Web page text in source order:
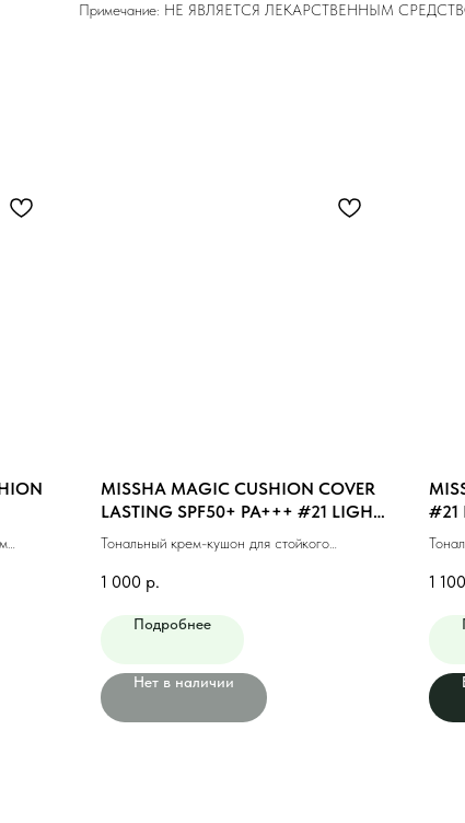
Примечание: НЕ ЯВЛЯЕТСЯ ЛЕКАРСТВЕННЫМ
MISSHA MAGIC CUSHION COVER
LASTING SPF50+ PA+++ #21 LIGHT
BEIGE (15ml)
Тональный крем-кушон для стойкого
1 000 р.
Подробнее
Нет в наличии
#21
1 100